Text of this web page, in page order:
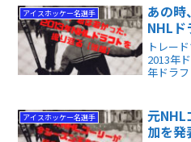
アイスホッケー名選手
あの時
NHLド
トレー
2013年
年ドラ
るか」
ます。
アイスホッケー名選手
元NHL
加を発